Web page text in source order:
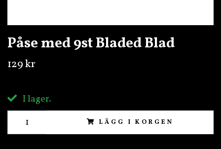
Påse med 9st Bladed Blad
129 kr
I lager.
LÄGG I KORGEN